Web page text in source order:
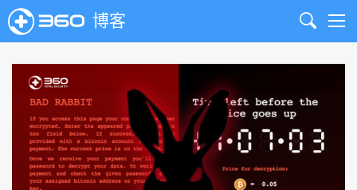
博客
Search